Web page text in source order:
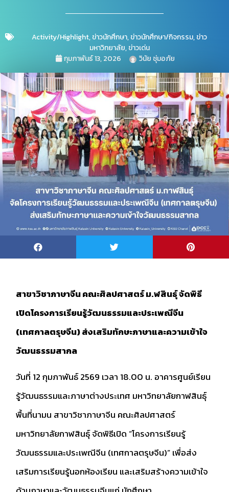
Activity/Highlight,ข่าวนักศึกษา,ข่าวนักศึกษา/กิจกรรม,ข่าว
มหาวิทยาลัย,ข่าวเด่น
กุมภาพันธ์ 13, 2026
วินัย ชุ่มอภัย
สาขาวิชาภาษาจีน คณะศิลปศาสตร์ ม.ฬสินธุ์ จัดพิธี
เปิดโครงการเรียนรู้วัฒนธรรมและประเพณีจีน
(เทศกาลตรุษจีน) ส่งเสริมทักษะภาษาและความเข้าใจ
วัฒนธรรมสากล
วันที่ 12 กุมภาพันธ์ 2569 เวลา 18.00 น. อาคารศูนย์เรียน
รู้วัฒนธรรมและภาษาต่างประเทศ มหาวิทยาลัยกาฬสินธุ์
พื้นที่นามน สาขาวิชาภาษาจีน คณะศิลปศาสตร์
มหาวิทยาลัยกาฬสินธุ์ จัดพิธีเปิด “โครงการเรียนรู้
วัฒนธรรมและประเพณีจีน (เทศกาลตรุษจีน)” เพื่อส่ง
เสริมการเรียนรู้นอกห้องเรียน และเสริมสร้างความเข้าใจ